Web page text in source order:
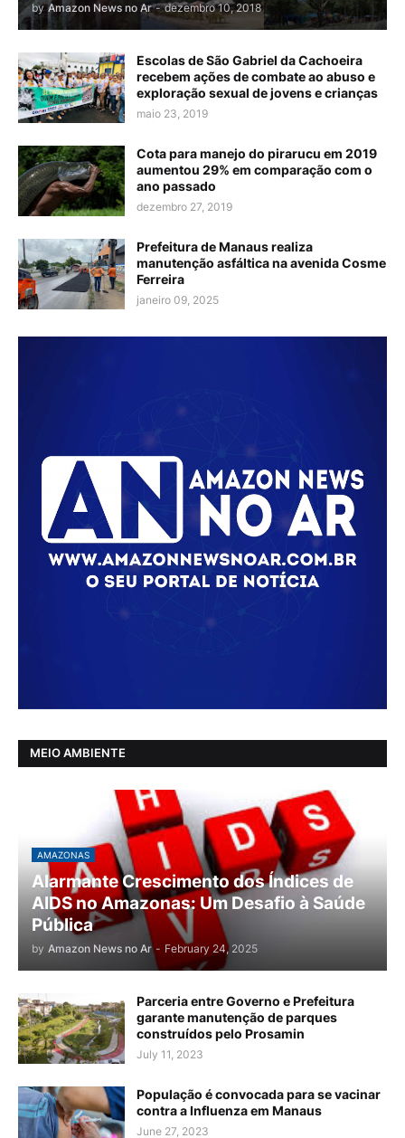
by Amazon News no Ar - dezembro 10, 2018
Escolas de São Gabriel da Cachoeira
recebem ações de combate ao abuso e
exploração sexual de jovens e crianças
maio 23, 2019
Cota para manejo do pirarucu em 2019
aumentou 29% em comparação com o
ano passado
dezembro 27, 2019
Prefeitura de Manaus realiza
manutenção asfáltica na avenida Cosme
Ferreira
janeiro 09, 2025
MEIO AMBIENTE
AMAZONAS
Alarmante Crescimento dos Índices de
AIDS no Amazonas: Um Desafio à Saúde
Pública
by Amazon News no Ar - February 24, 2025
Parceria entre Governo e Prefeitura
garante manutenção de parques
construídos pelo Prosamin
July 11, 2023
População é convocada para se vacinar
contra a Influenza em Manaus
June 27, 2023